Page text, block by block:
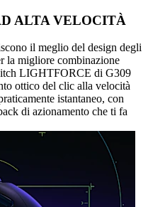
ALTA VELOCITÀ
il meglio del design degli
la migliore combinazione
LIGHTFORCE di G309
ottico del clic alla velocità
istantaneo, con
di azionamento che ti fa